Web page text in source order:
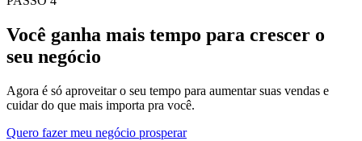
Você ganha mais tempo para crescer o
seu negócio
Agora é só aproveitar o seu tempo para aumentar suas vendas e
cuidar do que mais importa pra você.
Quero fazer meu negócio prosperar